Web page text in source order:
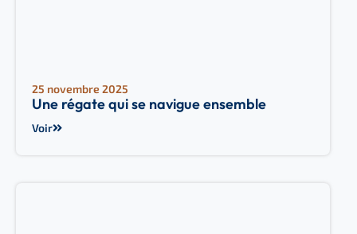
25 novembre 2025
Une régate qui se navigue ensemble
Voir